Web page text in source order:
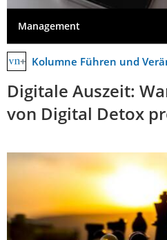
Management
Kolumne Führen und
Digitale Auszeit:
von Digital Detox